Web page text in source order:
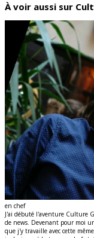
À voir aussi sur
en chef
J'ai débuté l'aventure Culture
de news. Devenant pour moi
que j'y travaille avec cette